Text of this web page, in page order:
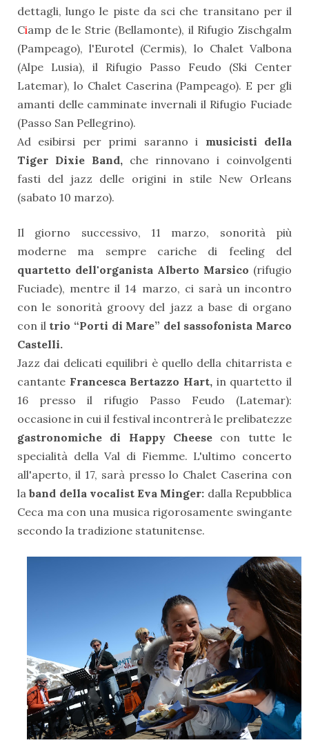
dettagli, lungo le piste da sci che transitano per il
Ciamp de le Strie (Bellamonte), il Rifugio Zischgalm
(Pampeago), l'Eurotel (Cermis), lo Chalet Valbona
(Alpe Lusia), il Rifugio Passo Feudo (Ski Center
Latemar), lo Chalet Caserina (Pampeago). E per gli
amanti delle camminate invernali il Rifugio Fuciade
(Passo San Pellegrino).
Ad esibirsi per primi saranno i musicisti della
Tiger Dixie Band, che rinnovano i coinvolgenti
fasti del jazz delle origini in stile New Orleans
(sabato 10 marzo).
Il giorno successivo, 11 marzo, sonorità più
moderne ma sempre cariche di feeling del
quartetto dell'organista Alberto Marsico (rifugio
Fuciade), mentre il 14 marzo, ci sarà un incontro
con le sonorità groovy del jazz a base di organo
con il trio “Porti di Mare” del sassofonista Marco
Castelli.
Jazz dai delicati equilibri è quello della chitarrista e
cantante Francesca Bertazzo Hart, in quartetto il
16 presso il rifugio Passo Feudo (Latemar):
occasione in cui il festival incontrerà le prelibatezze
gastronomiche di Happy Cheese con tutte le
specialità della Val di Fiemme. L'ultimo concerto
all'aperto, il 17, sarà presso lo Chalet Caserina con
laband della vocalist Eva Minger: dalla Repubblica
Ceca ma con una musica rigorosamente swingante
secondo la tradizione statunitense.